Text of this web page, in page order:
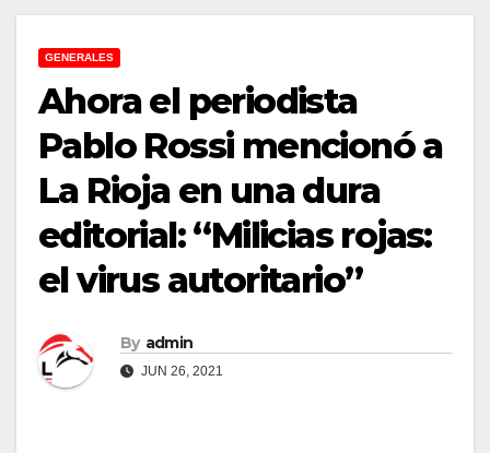
GENERALES
Ahora el periodista
Pablo Rossi mencionó a
La Rioja en una dura
editorial: “Milicias rojas:
el virus autoritario”
By admin
JUN 26, 2021